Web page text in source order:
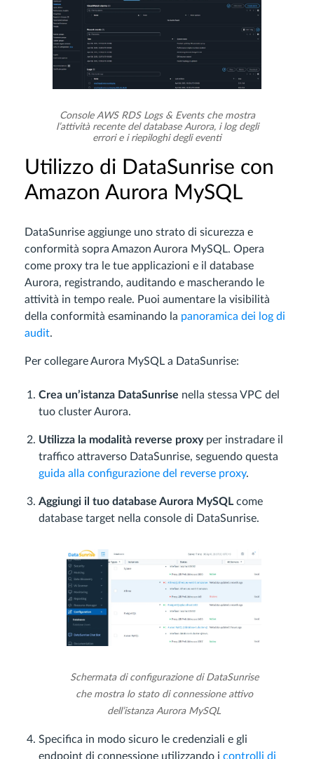
Console AWS RDS Logs & Events che mostra
l’attività recente del database Aurora, i log degli
errori e i riepiloghi degli eventi
Utilizzo di DataSunrise con
Amazon Aurora MySQL
DataSunrise aggiunge uno strato di sicurezza e
conformità sopra Amazon Aurora MySQL. Opera
come proxy tra le tue applicazioni e il database
Aurora, registrando, auditando e mascherando le
attività in tempo reale. Puoi aumentare la visibilità
della conformità esaminando la panoramica dei log di
audit.
Per collegare Aurora MySQL a DataSunrise:
Crea un’istanza DataSunrise nella stessa VPC del
tuo cluster Aurora.
Utilizza la modalità reverse proxyper instradare il
traffico attraverso DataSunrise, seguendo questa
guida alla configurazione del reverse proxy.
Aggiungi il tuo database Aurora MySQL come
database target nella console di DataSunrise.
Schermata di configurazione di DataSunrise
che mostra lo stato di connessione attivo
dell’istanza Aurora MySQL
Specifica in modo sicuro le credenziali e gli
endpoint di connessione utilizzando i controlli di